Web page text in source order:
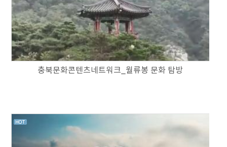
충북문화콘텐츠네트워크_월류봉 문화 탐방